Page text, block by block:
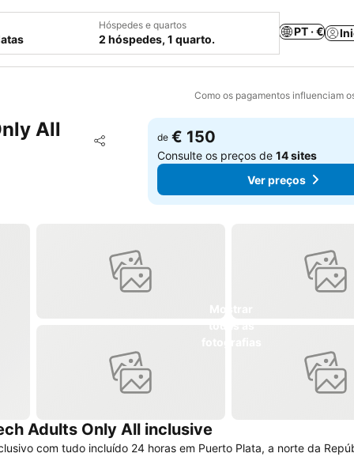
Hóspedes e quartos
2 hóspedes, 1 quarto.
PT · €
Como os pagamentos influenciam
All
Partilhar
Adicionar aos favoritos
de € 150
Consulte os preços de14 sites
Ver preços
Adults Only All inclusive
com tudo incluído 24 horas em Puerto Plata, a norte da